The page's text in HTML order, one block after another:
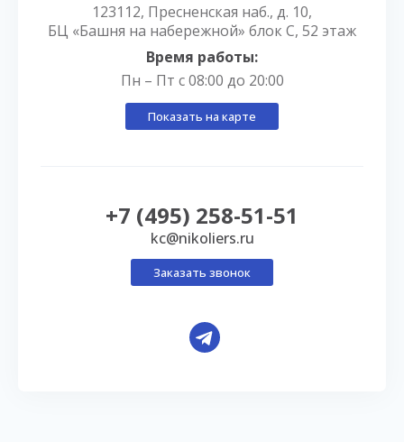
123112, Пресненская наб., д. 10,
БЦ «Башня на набережной» блок С, 52 этаж
Время работы:
Пн – Пт с 08:00 до 20:00
Показать на карте
+7 (495) 258-51-51
kc@nikoliers.ru
Заказать звонок